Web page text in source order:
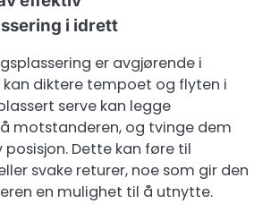
i idrett
er avgjørende i
diktere tempoet og flyten i
serve kan legge
motstanderen, og tvinge dem
posisjon. Dette kan føre til
svake returer, noe som gir den
en mulighet til å utnytte.